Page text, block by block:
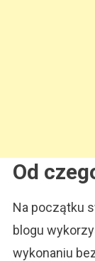
Od
Na początku
blogu
wykonaniu